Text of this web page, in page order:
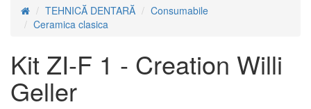
TEHNICĂ DENTARĂ
Consumabile
Ceramica clasica
Kit ZI-F 1 - Creation Willi
Geller